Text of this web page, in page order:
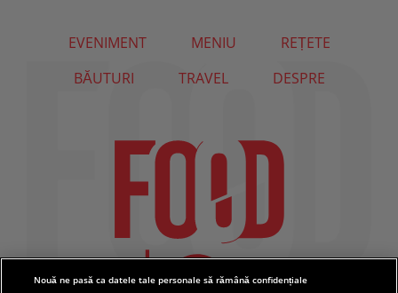
EVENIMENT MENIU
REȚETE
BĂUTURI
TRAVEL DESPRE
Nouă ne pasă ca datele tale personale să rămână confidențiale